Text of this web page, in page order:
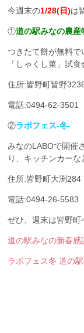
今週末の1/28(日)は
①道の駅みなの農
つきたて餅が無料
「しゃくし菜」試
住所:皆野町皆野
電話:0494-62-3501
②ラボフェス-冬-
みなのLABOで開催
り、キッチンカー
住所:皆野町大渕284
電話:0494-26-5583
ぜひ、週末は皆野
道の駅みなの新春感
ラボフェス冬 道の